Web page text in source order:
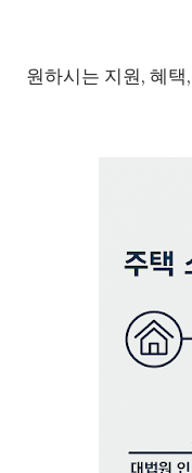
원하시는 지원, 혜